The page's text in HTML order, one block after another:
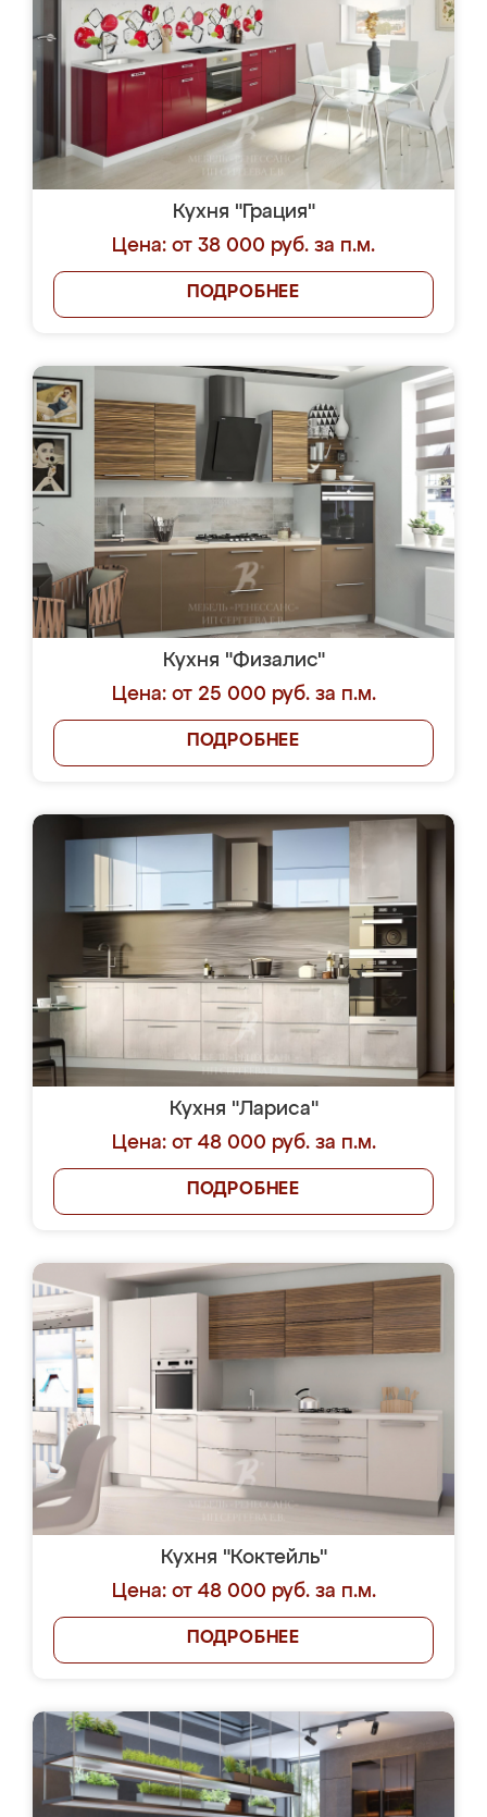
Кухня "Грация"
Цена: от 38 000 руб. за п.м.
ПОДРОБНЕЕ
Кухня "Физалис"
Цена: от 25 000 руб. за п.м.
ПОДРОБНЕЕ
Кухня "Лариса"
Цена: от 48 000 руб. за п.м.
ПОДРОБНЕЕ
Кухня "Коктейль"
Цена: от 48 000 руб. за п.м.
ПОДРОБНЕЕ